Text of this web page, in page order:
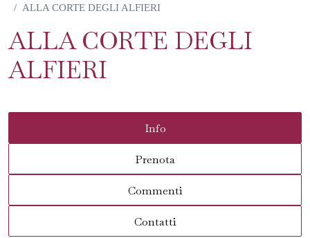
ALLA CORTE DEGLI ALFIERI
ALLA CORTE DEGLI
ALFIERI
Info
Prenota
Commenti
Contatti